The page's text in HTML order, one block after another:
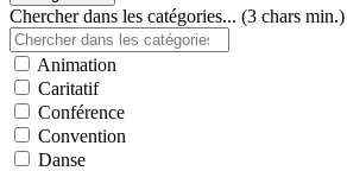
Chercher dans les catégories... (3 chars min.)
Animation
Caritatif
Conférence
Convention
Danse